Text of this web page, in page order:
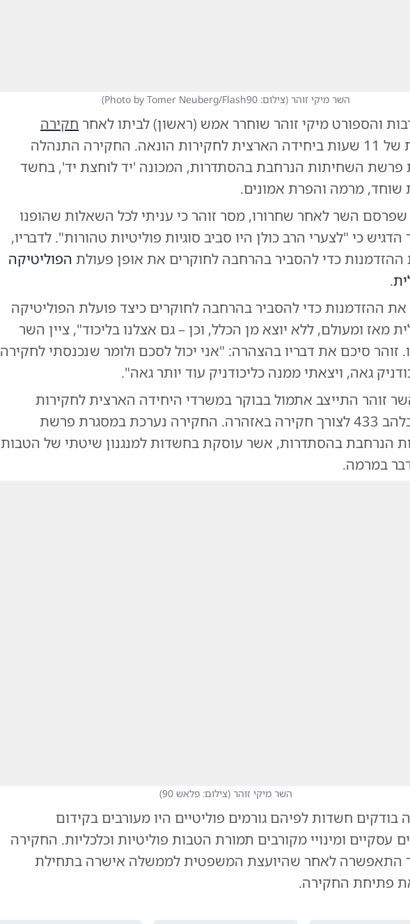
השר מיקי זוהר (צילום: Photo by Tomer Neuberg/Flash90 )
והספורט מיקי זוהר שוחרר אמש (ראשון) לביתו לאחר חקירה
ממושכת של 11 שעות ביחידה הארצית לחקירות הונאה. החקירה התנהלה
פרשת השחיתות הנרחבת בהסתדרות, המכונה 'יד לוחצת יד', בחשד
שוחד, מרמה והפרת אמונים.
השר לאחר שחרורו, מסר זוהר כי עניתי לכל השאלות שהופנו
הדגיש כי "לצערי הרב כולן היו סביב סוגיות פוליטיות טהורות". לדבריו,
ההזדמנות כדי להסביר בהרחבה לחוקרים את אופן פעולת הפוליטיקה
.
את ההזדמנות כדי להסביר בהרחבה לחוקרים כיצד פועלת הפוליטיקה
מאז ומעולם, ללא יוצא מן הכלל, וכן – גם אצלנו בליכוד", ציין השר
זוהר סיכם את דבריו בהצהרה: "אני יכול לסכם ולומר שנכנסתי לחקירה
גאה, ויצאתי ממנה כליכודניק עוד יותר גאה".
זוהר התייצב אתמול בבוקר במשרדי היחידה הארצית לחקירות
הונאה בלהב 433 לצורך חקירה באזהרה. החקירה נערכת במסגרת פרשת
הנרחבת בהסתדרות, אשר עוסקת בחשדות למנגנון שיטתי של הטבות
במרמה.
השר מיקי זוהר(צילום: פלאש 90 )
חשדות לפיהם גורמים פוליטיים היו מעורבים בקידום
עסקיים ומינויי מקורבים תמורת הטבות פוליטיות וכלכליות. החקירה
התאפשרה לאחר שהיועצת המשפטית לממשלה אישרה בתחילת
פתיחת החקירה.